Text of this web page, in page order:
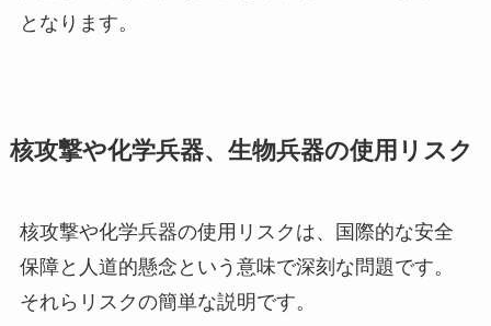
となります。
核攻撃や化学兵器、生物兵器の使用リスク
核攻撃や化学兵器の使用リスクは、国際的な安全
保障と人道的懸念という意味で深刻な問題です。
それらリスクの簡単な説明です。